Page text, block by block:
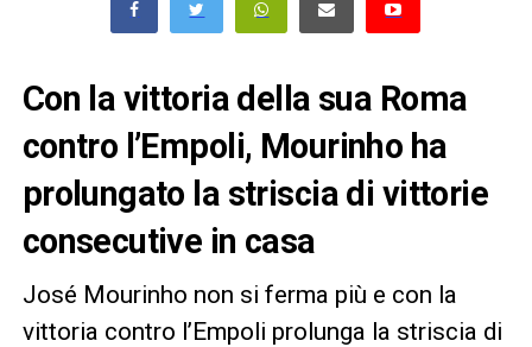
Con la vittoria della sua Roma
contro l’Empoli, Mourinho ha
prolungato la striscia di vittorie
consecutive in casa
José Mourinho non si ferma più e con la
vittoria contro l’Empoli prolunga la striscia di